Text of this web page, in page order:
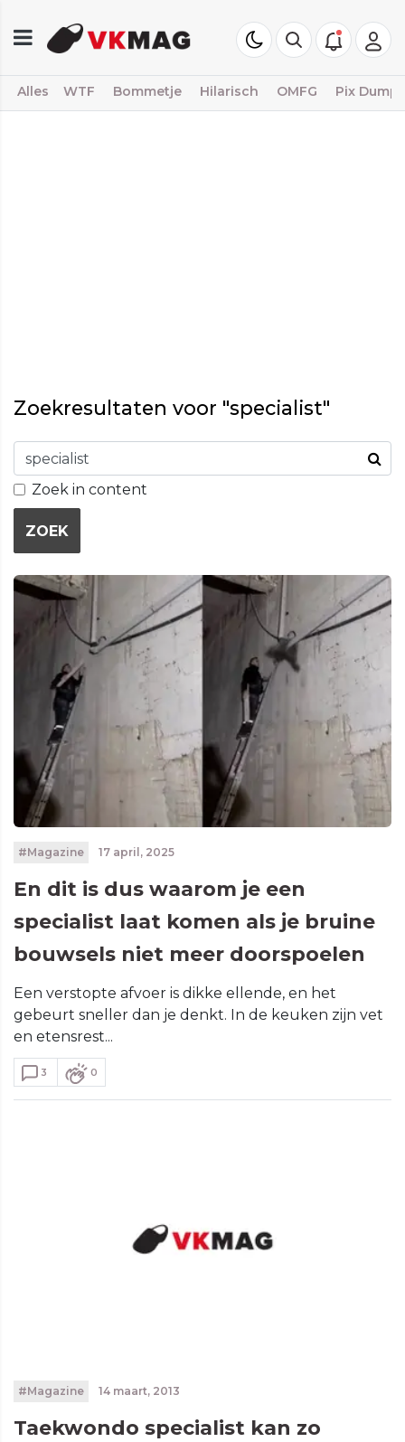
Alles WTF Bommetje Hilarisch OMFG Pix Dump
Zoekresultaten voor "specialist"
Zoek in content
ZOEK
#Magazine 17 april, 2025
En dit is dus waarom je een
specialist laat komen als je bruine
bouwsels niet meer doorspoelen
Een verstopte afvoer is dikke ellende, en het
gebeurt sneller dan je denkt. In de keuken zijn vet
en etensrest...
3 0
#Magazine 14 maart, 2013
Taekwondo specialist kan zo